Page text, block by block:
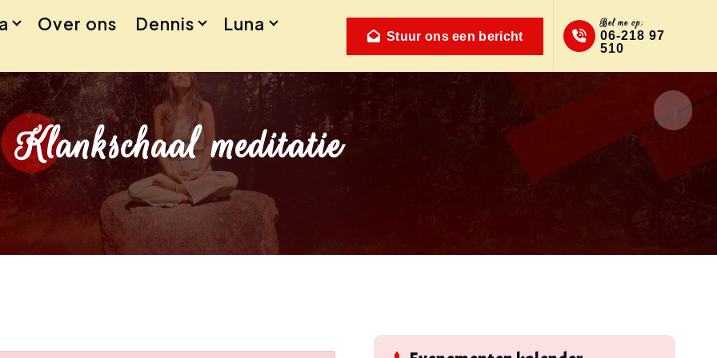
Over ons Dennis
Luna
Stuur ons een bericht
Bel me op:
06-218 97
510
Klankschaal meditatie